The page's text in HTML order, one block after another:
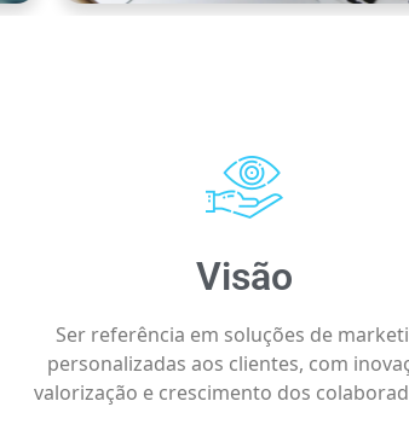
Visão
Ser referência em soluções de
personalizadas aos clientes, com
valorização e crescimento dos